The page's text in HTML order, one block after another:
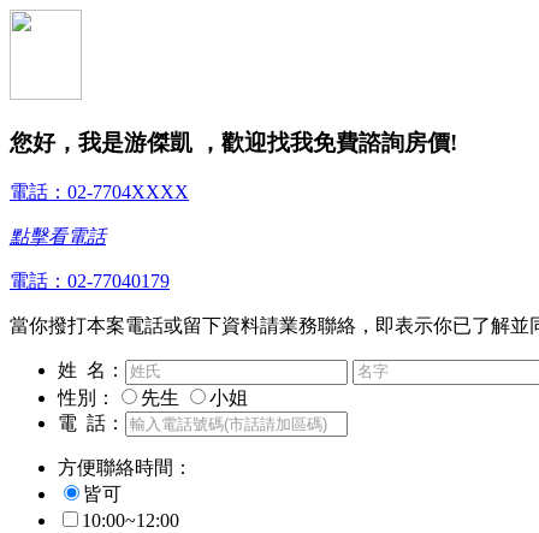
您好，我是游傑凱 ，歡迎找我免費諮詢房價!
電話：02-7704XXXX
點擊看電話
電話：02-77040179
當你撥打本案電話或留下資料請業務聯絡，即表示你已了解並
姓 名：
性別：
先生
小姐
電 話：
方便聯絡時間：
皆可
10:00~12:00